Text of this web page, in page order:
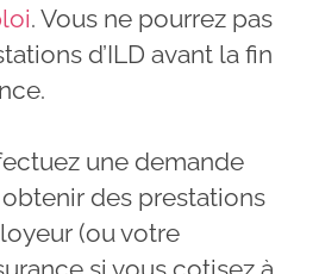
. Vous ne pourrez pas
d’ILD avant la fin
une demande
obtenir des prestations
(ou votre